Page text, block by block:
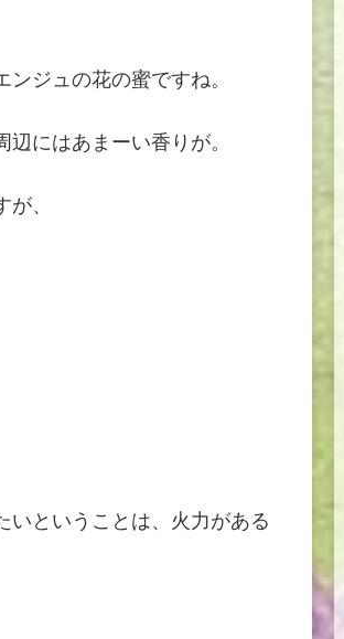
ジュの花の蜜ですね。
にはあまーい香りが。
、
いということは、火力がある